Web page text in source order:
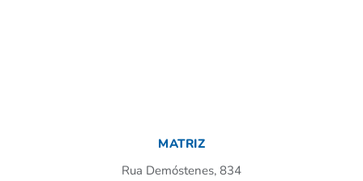
MATRIZ
Rua Demóstenes, 834